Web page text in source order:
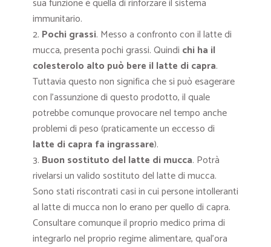
immunitario.
Pochi grassi. Messo a confronto con il latte di
mucca, presenta pochi grassi. Quindi chi ha il
colesterolo alto può bere il latte di capra.
Tuttavia questo non significa che si può esagerare
con l’assunzione di questo prodotto, il quale
potrebbe comunque provocare nel tempo anche
problemi di peso (praticamente un eccesso di
latte di capra fa ingrassare).
Buon sostituto del latte di mucca. Potrà
rivelarsi un valido sostituto del latte di mucca.
Sono stati riscontrati casi in cui persone intolleranti
al latte di mucca non lo erano per quello di capra.
Consultare comunque il proprio medico prima di
integrarlo nel proprio regime alimentare, qual’ora